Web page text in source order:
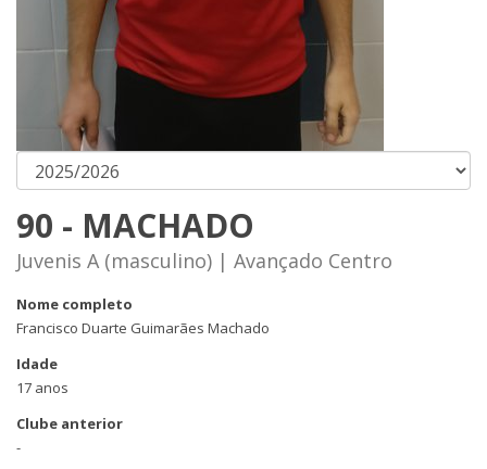
90 - MACHADO
Juvenis A (masculino) | Avançado Centro
Nome completo
Francisco Duarte Guimarães Machado
Idade
17 anos
Clube anterior
-